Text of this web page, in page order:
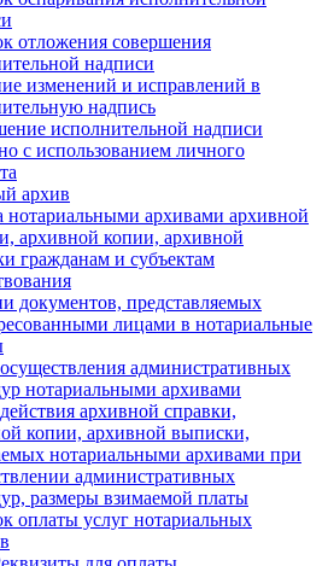
отложения совершения
надписи
изменений и исправлений в
надпись
исполнительной надписи
с использованием личного
архив
нотариальными архивами архивной
архивной копии, архивной
гражданам и субъектам
документов, представляемых
лицами в нотариальные
административных
нотариальными архивами
архивной справки,
копии, архивной выписки,
нотариальными архивами при
административных
размеры взимаемой платы
оплаты услуг нотариальных